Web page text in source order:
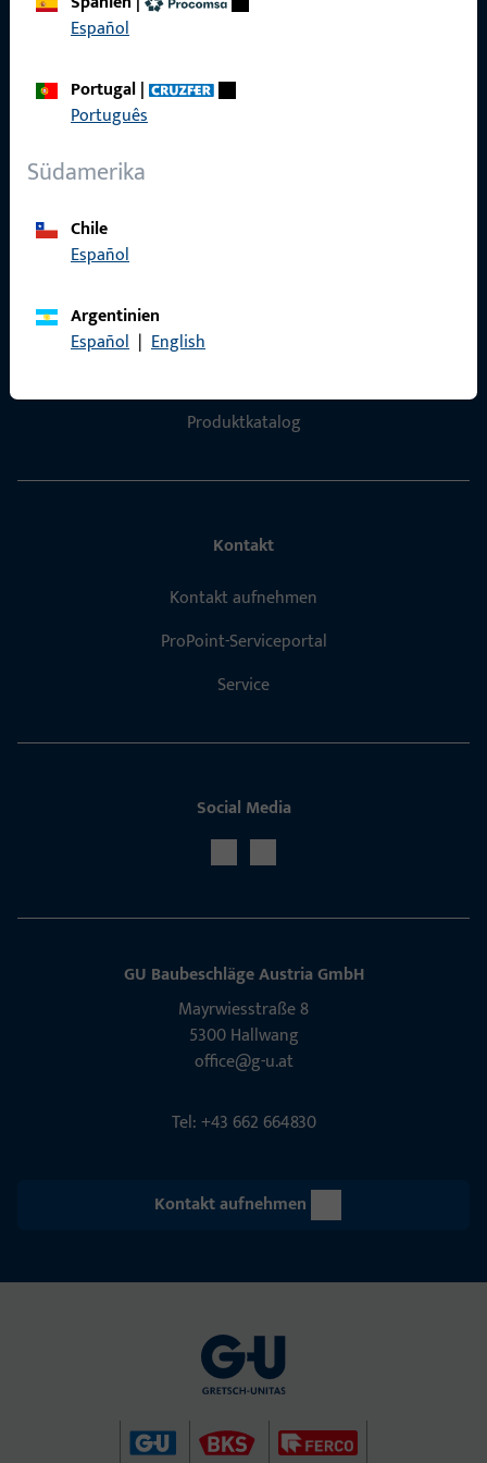
Español
Portugal|
Português
Südamerika
Chile
Español
Argentinien
Español | English
Produktkatalog
Kontakt
Kontakt aufnehmen
ProPoint-Serviceportal
Service
Social Media
GU Baubeschläge Aus­tria GmbH
Mayrwies­straße 8
5300 Hall­wang
office@g-u.at
Tel: +43 662 664830
Kontakt aufnehmen